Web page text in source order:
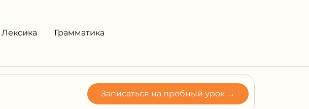
Лексика Грамматика
Записаться на пробный урок →